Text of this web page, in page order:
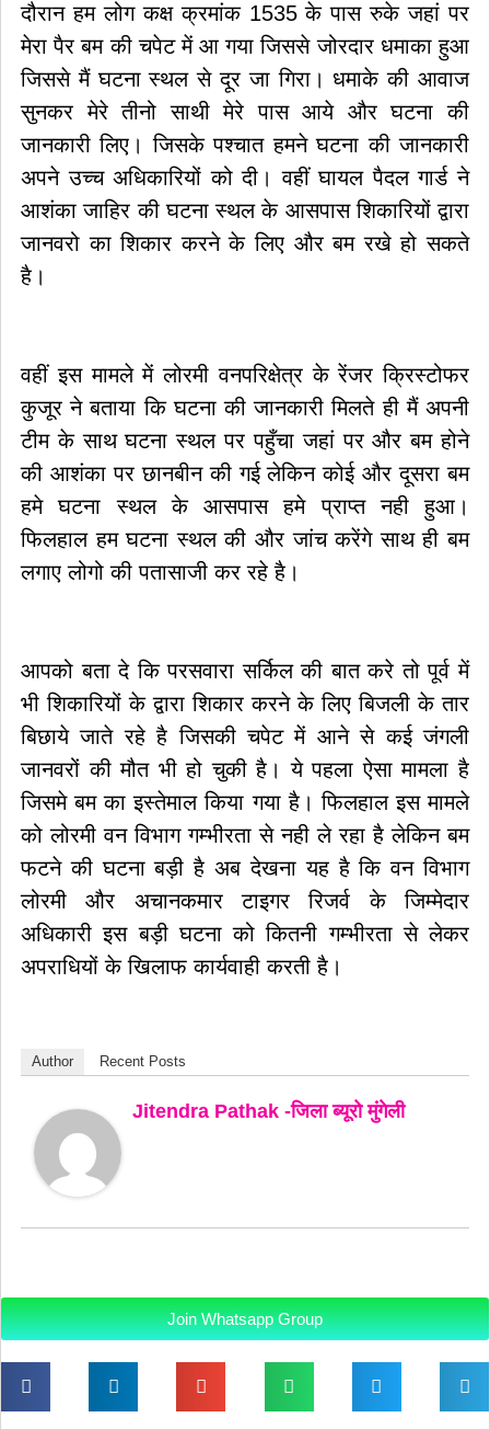
दौरान हम लोग कक्ष क्रमांक 1535 के पास रुके जहां पर
मेरा पैर बम की चपेट में आ गया जिससे जोरदार धमाका हुआ
जिससे मैं घटना स्थल से दूर जा गिरा। धमाके की आवाज
सुनकर मेरे तीनो साथी मेरे पास आये और घटना की
जानकारी लिए। जिसके पश्चात हमने घटना की जानकारी
अपने उच्च अधिकारियों को दी। वहीं घायल पैदल गार्ड ने
आशंका जाहिर की घटना स्थल के आसपास शिकारियों द्वारा
जानवरो का शिकार करने के लिए और बम रखे हो सकते
है।
वहीं इस मामले में लोरमी वनपरिक्षेत्र के रेंजर क्रिस्टोफर
कुजूर ने बताया कि घटना की जानकारी मिलते ही मैं अपनी
टीम के साथ घटना स्थल पर पहुँचा जहां पर और बम होने
की आशंका पर छानबीन की गई लेकिन कोई और दूसरा बम
हमे घटना स्थल के आसपास हमे प्राप्त नही हुआ।
फिलहाल हम घटना स्थल की और जांच करेंगे साथ ही बम
लगाए लोगो की पतासाजी कर रहे है।
आपको बता दे कि परसवारा सर्किल की बात करे तो पूर्व में
भी शिकारियों के द्वारा शिकार करने के लिए बिजली के तार
बिछाये जाते रहे है जिसकी चपेट में आने से कई जंगली
जानवरों की मौत भी हो चुकी है। ये पहला ऐसा मामला है
जिसमे बम का इस्तेमाल किया गया है। फिलहाल इस मामले
को लोरमी वन विभाग गम्भीरता से नही ले रहा है लेकिन बम
फटने की घटना बड़ी है अब देखना यह है कि वन विभाग
लोरमी और अचानकमार टाइगर रिजर्व के जिम्मेदार
अधिकारी इस बड़ी घटना को कितनी गम्भीरता से लेकर
अपराधियों के खिलाफ कार्यवाही करती है।
Author Recent Posts
Jitendra Pathak -जिला ब्यूरो मुंगेली
Join Whatsapp Group